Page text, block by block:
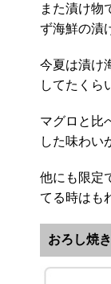
また漬け物
ず海鮮の漬
今夏は漬け
してたくら
マグロと比
した味わい
他にも限定
てる時はも
おろし焼